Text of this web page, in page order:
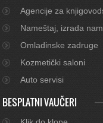
Agencije za
Nameštaj, izrada
Omladinske zadruge
Kozmetički saloni
Auto servisi
BESPLATNI VAUČERI